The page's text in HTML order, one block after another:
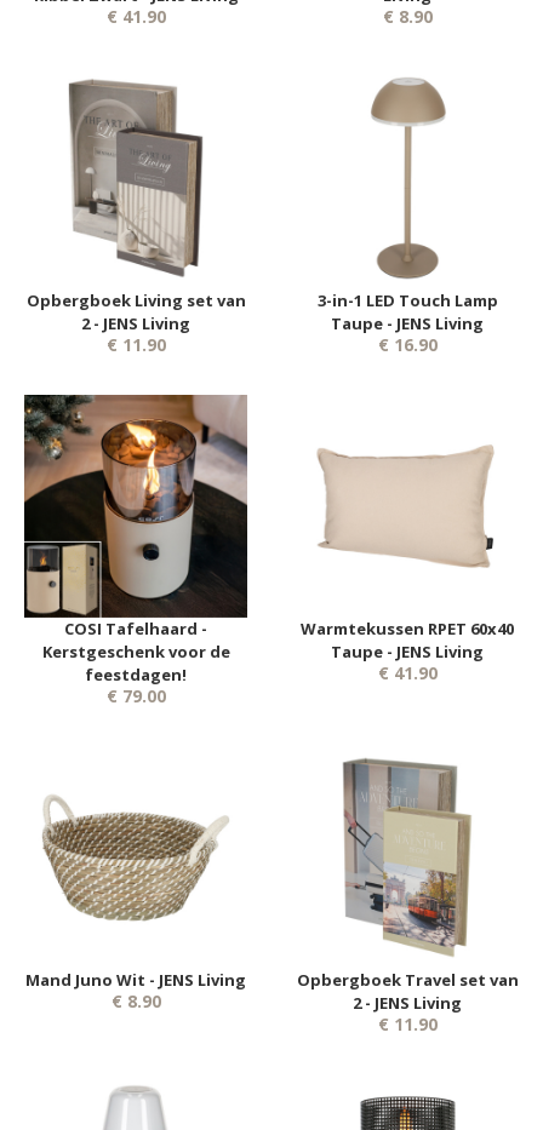
€ 41.90 € 8.90
Opbergboek Living set van
2 - JENS Living
€ 11.90
3-in-1 LED Touch Lamp
Taupe - JENS Living
€ 16.90
COSI Tafelhaard -
Kerstgeschenk voor de
feestdagen!
€ 79.00
Warmtekussen RPET 60x40
Taupe - JENS Living
€ 41.90
Mand Juno Wit - JENS Living
€ 8.90
Opbergboek Travel set van
2 - JENS Living
€ 11.90